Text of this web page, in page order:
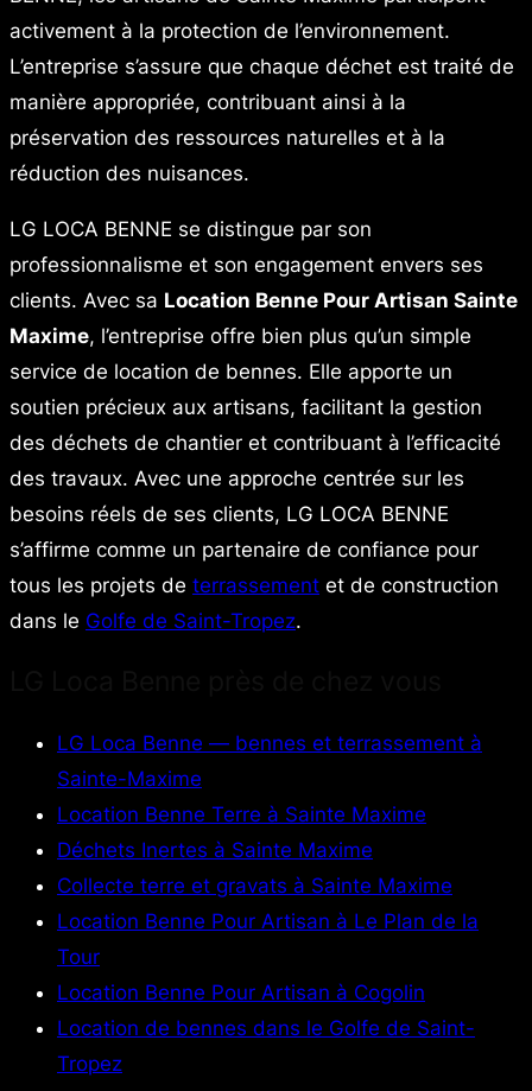
activement à la protection de l’environnement.
L’entreprise s’assure que chaque déchet est traité de
manière appropriée, contribuant ainsi à la
préservation des ressources naturelles et à la
réduction des nuisances.
LG LOCA BENNE se distingue par son
professionnalisme et son engagement envers ses
clients. Avec sa Location Benne Pour Artisan Sainte
Maxime, l’entreprise offre bien plus qu’un simple
service de location de bennes. Elle apporte un
soutien précieux aux artisans, facilitant la gestion
des déchets de chantier et contribuant à l’efficacité
des travaux. Avec une approche centrée sur les
besoins réels de ses clients, LG LOCA BENNE
s’affirme comme un partenaire de confiance pour
tous les projets de terrassement et de construction
dans le Golfe de Saint-Tropez.
LG Loca Benne — bennes et terrassement à
Sainte-Maxime
Location Benne Terre à Sainte Maxime
Déchets Inertes à Sainte Maxime
Collecte terre et gravats à Sainte Maxime
Location Benne Pour Artisan à Le Plan de la
Tour
Location Benne Pour Artisan à Cogolin
Location de bennes dans le Golfe de Saint-
Tropez